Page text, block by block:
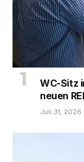
WC-Sitz
neuen
Juli 31, 2026